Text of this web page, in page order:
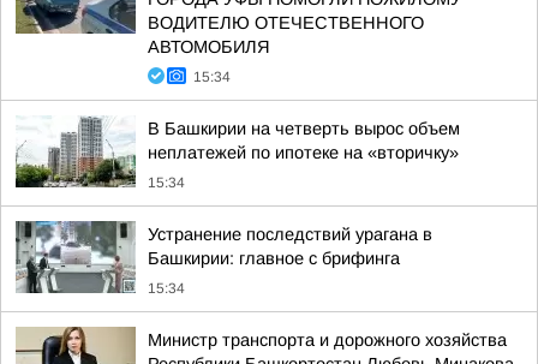
ВОДИТЕЛЮ ОТЕЧЕСТВЕННОГО
АВТОМОБИЛЯ
15:34
В Башкирии на четверть вырос объем
неплатежей по ипотеке на «вторичку»
15:34
Устранение последствий урагана в
Башкирии: главное с брифинга
15:34
Министр транспорта и дорожного хозяйства